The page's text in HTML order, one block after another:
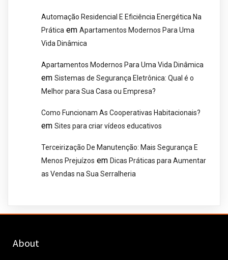
Automação Residencial E Eficiência Energética Na
Prática em Apartamentos Modernos Para Uma
Vida Dinâmica
Apartamentos Modernos Para Uma Vida Dinâmica
em Sistemas de Segurança Eletrônica: Qual é o
Melhor para Sua Casa ou Empresa?
Como Funcionam As Cooperativas Habitacionais?
em Sites para criar vídeos educativos
Terceirização De Manutenção: Mais Segurança E
Menos Prejuízos em Dicas Práticas para Aumentar
as Vendas na Sua Serralheria
About